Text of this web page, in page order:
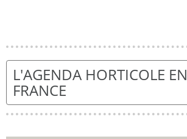
L'AGENDA HORTICOLE EN
FRANCE